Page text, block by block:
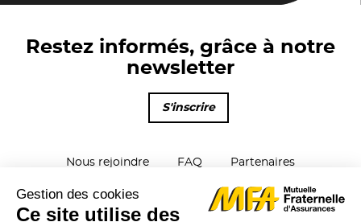
Restez informés, grâce à notre
newsletter
S'inscrire
Nous rejoindre FAQ Partenaires
Parrainage Plan du site